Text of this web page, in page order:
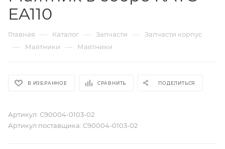
EA110
Главная — Каталог — Запчасти — Запчасти корпус
— Маятники — Маятники
В ИЗБРАННОЕ СРАВНИТЬ ПОДЕЛИТЬСЯ
Артикул: C90004-0103-02
Артикул поставщика: C90004-0103-02